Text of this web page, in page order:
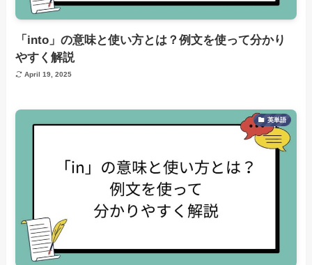
「into」の意味と使い方とは？例文を使って分かり
やすく解説
April 19, 2025
英単語